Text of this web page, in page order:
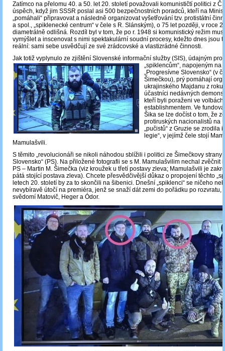
Zatímco na přelomu 40. a 50. let 20. století považovali komunističtí politici z
úspěch, když jim SSSR poslal asi 500 bezpečnostních poradců, kteří na
„pomáhali“ připravovat a následně organizovat vyšetřování tzv. protistátní
a spol., „spiklenecké centrum“ v čele s R. Slánským), o 75 let později, v roce
diametrálně odlišná. Rozdíl byl v tom, že po r. 1948 si komunistický režim
vymýšlet a inscenovat s nimi spektakulární soudní procesy, kdežto dnes jsou
reální: sami sebe usvědčují ze své zrádcovské a vlastizrádné činnosti.
Jak totiž vyplynulo ze zjištění Slovenské informační služby (SIS), údajným
„spiklencům“, napojeným na
„Progresívne Slovensko“ (v
Šimečkou), prý pomáhají
ukrajinského Majdanu z roku
účastníci nedávných
kteří byli poraženi ve
establishmentem. Ve
Šika se lze dočíst o tom, že
protiruských nacionalistů na
„pučistů“ z Gruzie se zrodila i
legie“, v jejímž čele stojí
Mamulašvili.
S těmito „revolucionáři se nikoli náhodou sblížili i politici ze Šimečkovy strany
Slovensko“ (PS). Na přiložené fotografii se s M. Mamulašvilim nechal zvěčnit
PS – Martin M. Šimečka (viz kroužek u třetí postavy zleva; Mamulašvili je
pátá stojící postava zleva). Chcete přesvědčivější důkaz o propojení těchto
letech 20. století by za to skončili na šibenici. Dnešní „spiklenci“ se ničeho
nevybíravě útočí na premiéra, jenž se snaží dát zemi do pořádku po rozvratu,
svědomí Matovič, Heger a Ódor.